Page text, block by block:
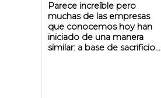
Parece increíble pero
muchas de las empresas
que conocemos hoy han
iniciado de una manera
similar: a base de sacrificio...